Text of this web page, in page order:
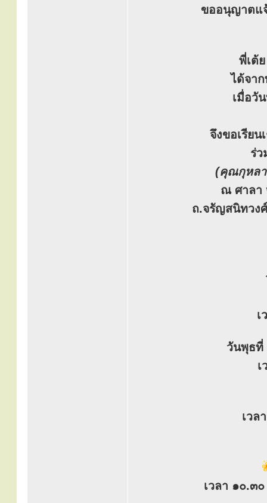
ขออนุญาตแ
พี่เต้
ได้จาก
เมื่อวั
จึงขอเรีย
ร่
(คุณกุหลา
ณ ศาลา
ถ.จรัญสนิทวง
เ
วันพุธที่
เวล
เวลา ๑๐.๓